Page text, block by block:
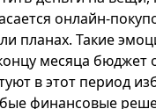
онлайн-
планах. Такие
месяца
в этот период
финансовые